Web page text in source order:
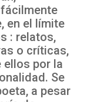
en el límite
: relatos,
o críticas,
ellos por la
Se
a pesar